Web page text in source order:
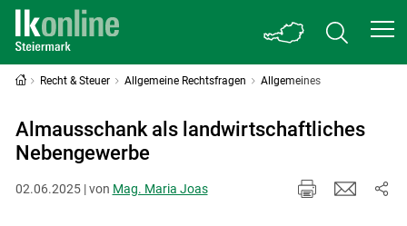
Recht & Steuer Allgemeine Rechtsfragen Allgemeines
Almausschank als landwirtschaftliches
Nebengewerbe
02.06.2025 | von Mag. Maria Joas